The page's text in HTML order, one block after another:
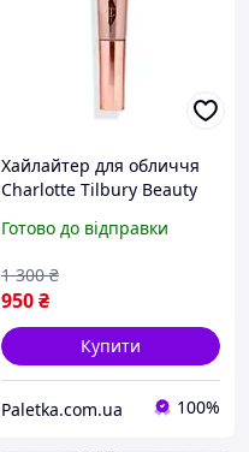
Хайлайтер для обличчя
Charlotte Tilbury Beauty
Talk, 12мл
Готово до відправки
950₴
1 300 ₴
Купити
Paletka.com.ua 100%